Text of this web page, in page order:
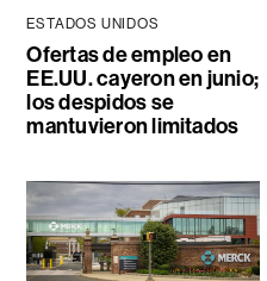
ESTADOS UNIDOS
Ofertas de empleo en
EE.UU. cayeron en junio;
los despidos se
mantuvieron limitados